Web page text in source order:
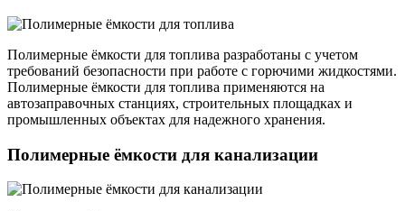
Полимерные ёмкости для топлива разработаны с учетом
требований безопасности при работе с горючими жидкостями.
Полимерные ёмкости для топлива применяются на
автозаправочных станциях, строительных площадках и
промышленных объектах для надежного хранения.
Полимерные ёмкости для канализации